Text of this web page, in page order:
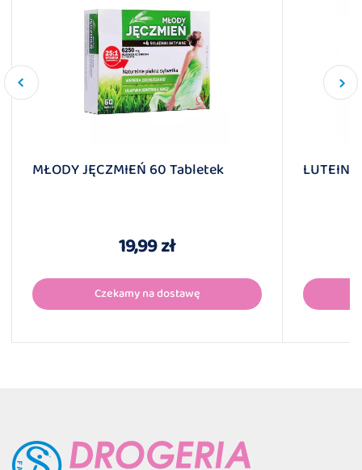
MŁODY JĘCZMIEŃ 60 Tabletek
19,99 zł
Czekamy na dostawę